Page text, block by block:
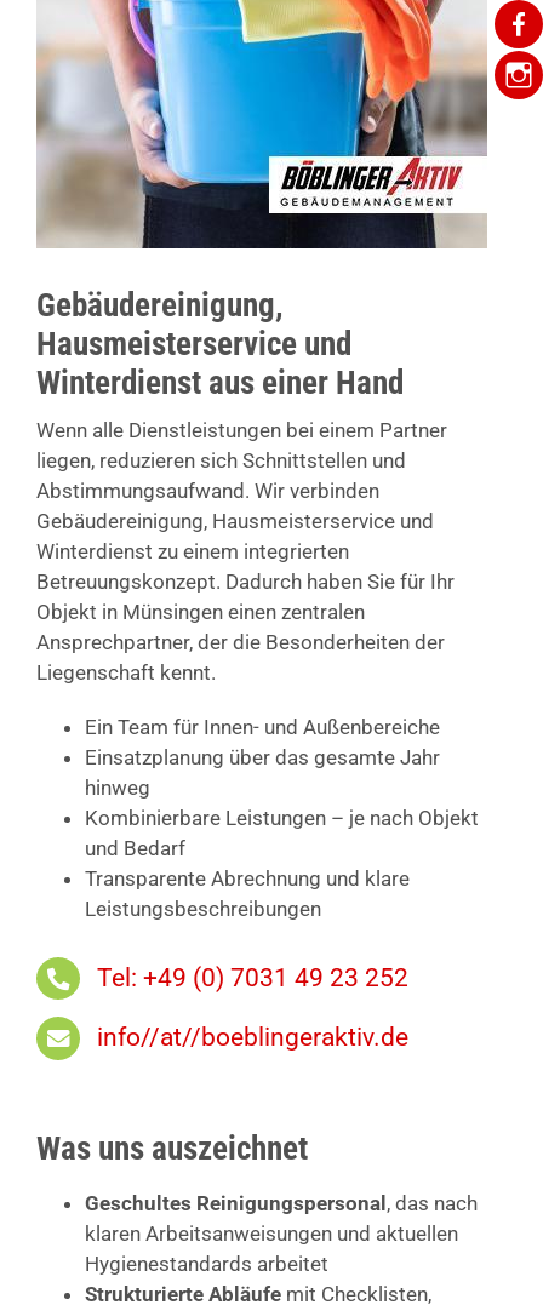
Gebäudereinigung,
Hausmeisterservice und
Winterdienst aus einer Hand
Wenn alle Dienstleistungen bei einem Partner
liegen, reduzieren sich Schnittstellen und
Abstimmungsaufwand. Wir verbinden
Gebäudereinigung, Hausmeisterservice und
Winterdienst zu einem integrierten
Betreuungskonzept. Dadurch haben Sie für Ihr
Objekt in Münsingen einen zentralen
Ansprechpartner, der die Besonderheiten der
Liegenschaft kennt.
Ein Team für Innen- und Außenbereiche
Einsatzplanung über das gesamte Jahr
hinweg
Kombinierbare Leistungen – je nach Objekt
und Bedarf
Transparente Abrechnung und klare
Leistungsbeschreibungen
Tel: +49 (0) 7031 49 23 252
info//at//boeblingeraktiv.de
Was uns auszeichnet
Geschultes Reinigungspersonal , das nach
klaren Arbeitsanweisungen und aktuellen
Hygienestandards arbeitet
Strukturierte Abläufemit Checklisten,